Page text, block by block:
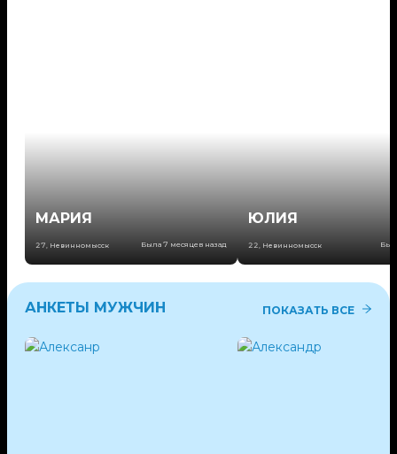
МАРИЯ
27 Невинномысск Была 7 месяцев назад
ЮЛИЯ
22 Невинномысск
АНКЕТЫ МУЖЧИН ПОКАЗАТЬ ВСЕ